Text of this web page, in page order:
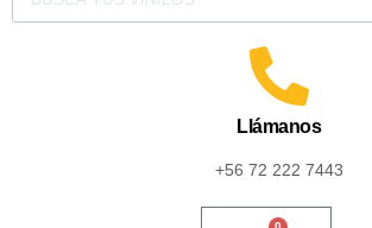
Llámanos
+56 72 222 7443